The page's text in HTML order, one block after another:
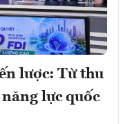
lược: Từ thu
lực quốc